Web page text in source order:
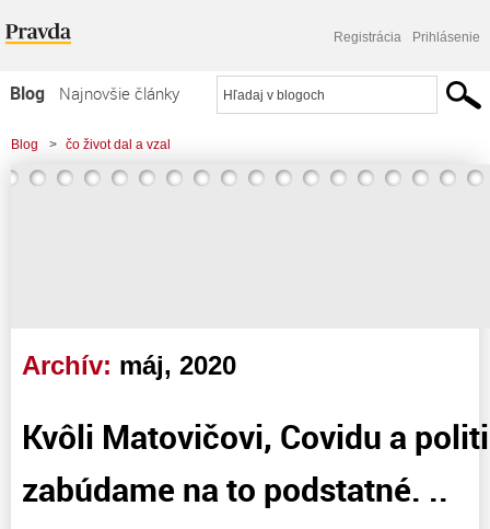
Registrácia Prihlásenie
Blog
Najnovšie články
Najčítanejšie články
Najkomentovanejšie články
Blog > čo život dal a vzal
Archív: máj, 2020
Kvôli Matovičovi, Covidu a
zabúdame na to podstatné. ..